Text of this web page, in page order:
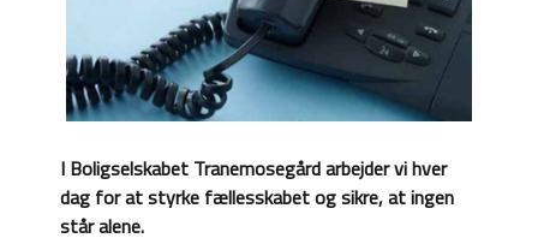
I Boligselskabet Tranemosegård arbejder vi hver
dag for at styrke fællesskabet og sikre, at ingen
står alene.